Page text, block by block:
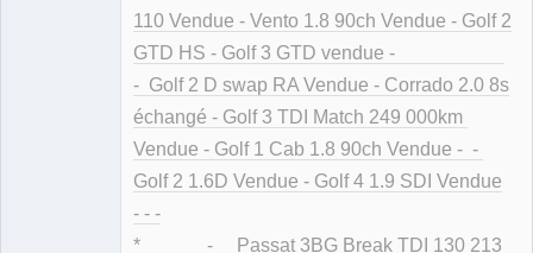
110 Vendue - Vento 1.8 90ch Vendue - Golf 2
GTD HS - Golf 3 GTD vendue -
- Golf 2 D swap RA Vendue - Corrado 2.0 8s
échangé - Golf 3 TDI Match 249 000km
Vendue - Golf 1 Cab 1.8 90ch Vendue - -
Golf 2 1.6D Vendue - Golf 4 1.9 SDI Vendue
- - -
* - Passat 3BG Break TDI 130 213